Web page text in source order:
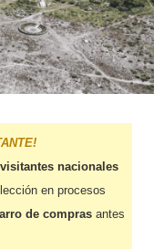
visitantes nacionales
en procesos
de compras antes